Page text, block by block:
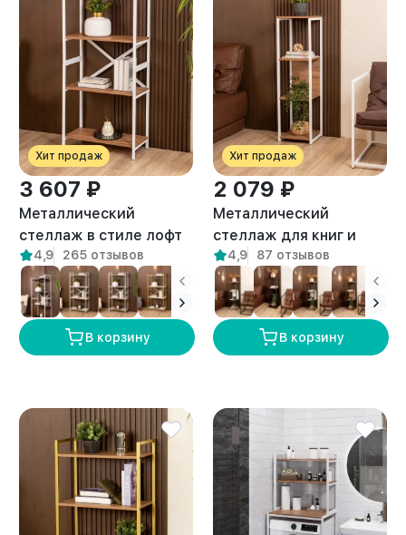
Хит продаж
3 607 ₽
Металлический
стеллаж в стиле лофт
Дунай белый/амаретто
4,9 265 отзывов
В корзину
Хит продаж
2 079 ₽
Металлический
стеллаж для книг и
растений лофт Арру
белый/амаретто
4,9 87 отзывов
В корзину